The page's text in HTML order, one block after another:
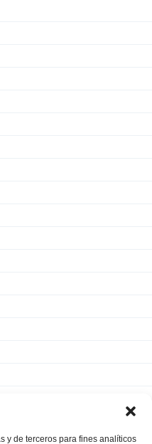
y de terceros para fines analíticos